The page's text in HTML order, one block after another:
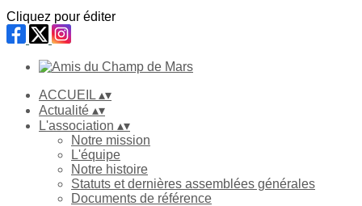
Cliquez pour éditer
ACCUEIL ▴▾
Actualité ▴▾
L'association ▴▾
Notre mission
L'équipe
Notre histoire
Statuts et dernières assemblées générales
Documents de référence